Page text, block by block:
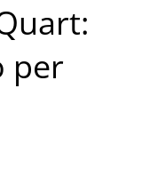
per